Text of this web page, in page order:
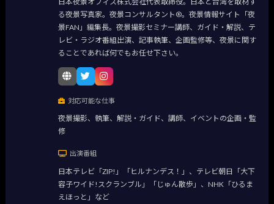
る夜景写真家。夜景コンサルタント®。夜景情報サイト「夜
景FAN」編集長。夜景撮影セミナー講師、ガイド・解説、テ
レビ・ラジオ番組出演、記事執筆、企画監修等、夜景に関す
ることであれば何でもお任せ下さい。
対応可能な仕事
夜景撮影、執筆、解説・ガイド、講師、イベントの企画・監
修
出演番組
日本テレビ「ZIP!」「ヒルナンデス！」、テレビ朝日「大下
容子ワイド!スクランブル」「じゅん散歩」、NHK「ひるま
えほっと」など